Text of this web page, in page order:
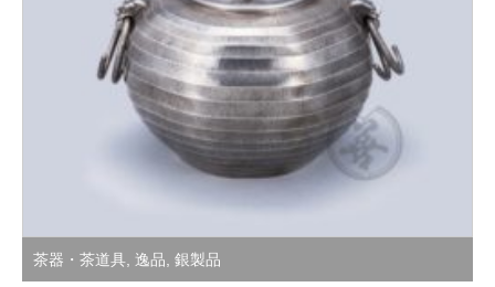
茶器・茶道具 逸品 銀製品